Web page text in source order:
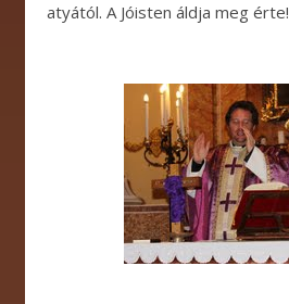
atyától. A Jóisten áldja meg érte!